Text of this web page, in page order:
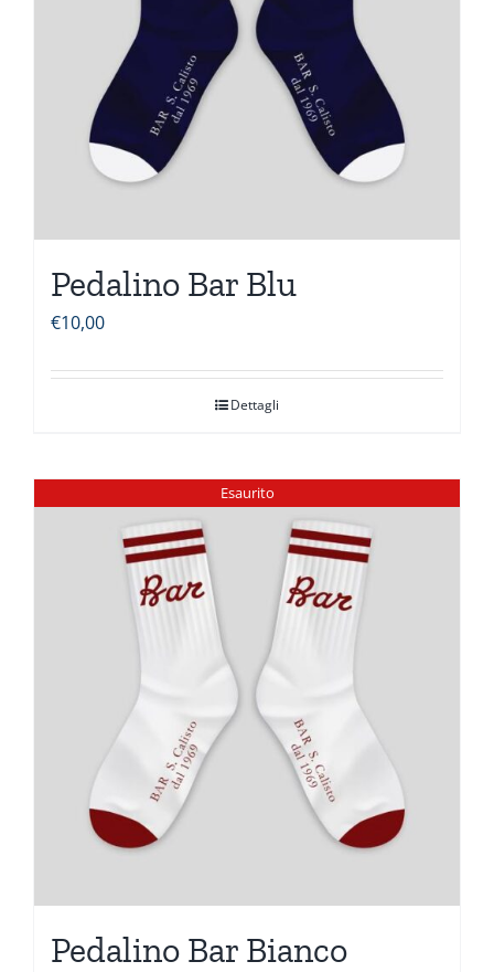
Pedalino Bar Blu
€10,00
Dettagli
Esaurito
Pedalino Bar Bianco